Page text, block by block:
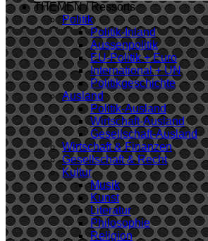
THEMEN / Ressorts
Politik
Politik-Inland
Aussenpolitik
EU-Politik + Euro
International + UN
Politikgeschichte
Ausland
Politik-Ausland
Wirtschaft-Ausland
Gesellschaft-Ausland
Wirtschaft & Finanzen
Gesellschaft & Recht
Kultur
Musik
Kunst
Literatur
Philosophie
Religion